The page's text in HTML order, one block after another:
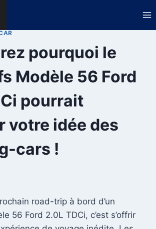
pourquoi le
Modèle 56 Ford
pourrait
votre idée des
cars !
road-trip à bord d’un
56 Ford 2.0L TDCi, c’est s’offrir